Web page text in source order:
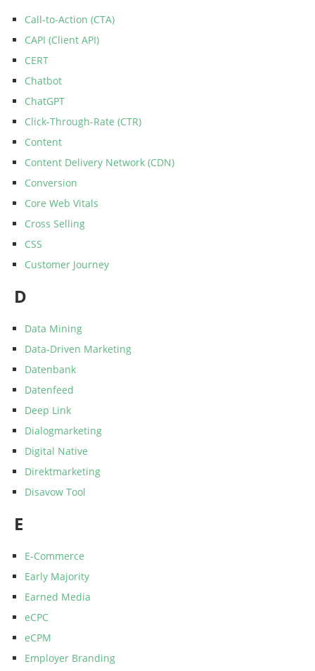
Call-to-Action (CTA)
CAPI (Client API)
CERT
Chatbot
ChatGPT
Click-Through-Rate (CTR)
Content
Content Delivery Network (CDN)
Conversion
Core Web Vitals
Cross Selling
CSS
Customer Journey
D
Data Mining
Data-Driven Marketing
Datenbank
Datenfeed
Deep Link
Dialogmarketing
Digital Native
Direktmarketing
Disavow Tool
E
E-Commerce
Early Majority
Earned Media
eCPC
eCPM
Employer Branding